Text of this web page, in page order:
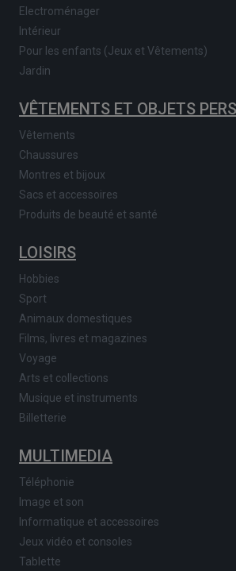
Electroménager
Intérieur
Pour les enfants (Jeux et Vêtements)
Jardin
VÊTEMENTS ET OBJETS
Vêtements
Chaussures
Montres et bijoux
Sacs et accessoires
Produits de beauté et santé
LOISIRS
Hobbies
Sport
Animaux domestiques
Films, livres et magazines
Voyage
Arts et collections
Musique et instruments
Billetterie
MULTIMEDIA
Téléphonie
Image et son
Informatique et accessoires
Jeux vidéo et consoles
Tablette